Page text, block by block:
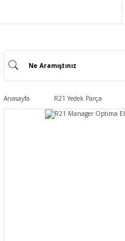
Anasayfa R21 Yedek Parça